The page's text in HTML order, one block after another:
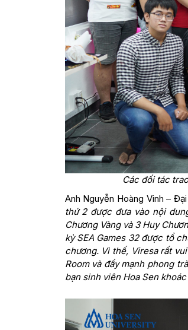
Các đối tác
Anh Nguyễn Hoàng Vinh –
thứ 2 được đưa vào nội
Chương Vàng và 3 Huy
kỳ SEA Games 32 được tổ
chương. Vì thế, Viresa rất
Room và đẩy mạnh phong
bạn sinh viên Hoa Sen